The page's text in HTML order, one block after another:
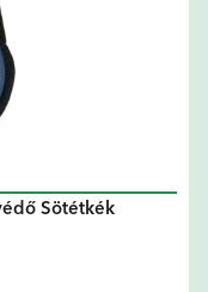
Sötétkék